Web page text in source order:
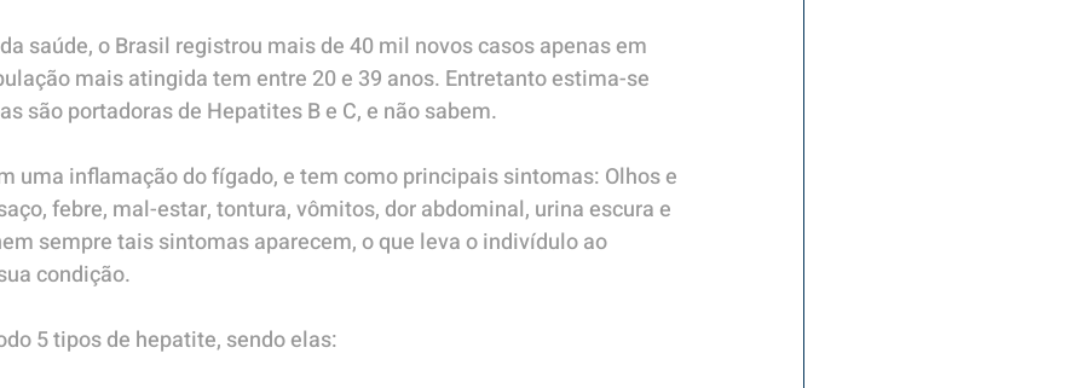
saúde, o Brasil registrou mais de 40 mil novos casos apenas em
mais atingida tem entre 20 e 39 anos. Entretanto estima-se
são portadoras de Hepatites B e C, e não sabem.
uma inflamação do fígado, e tem como principais sintomas: Olhos e
febre, mal-estar, tontura, vômitos, dor abdominal, urina escura e
sempre tais sintomas aparecem, o que leva o indivídulo ao
condição.
5 tipos de hepatite, sendo elas: